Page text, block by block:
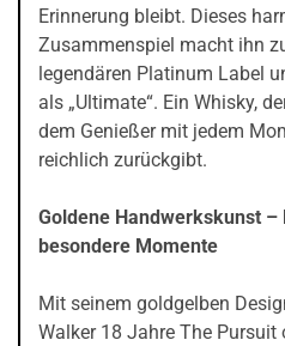
Erinnerung bleibt. Dieses
Zusammenspiel macht ihn
legendären Platinum Label
als „Ultimate“. Ein Whisky,
dem Genießer mit jedem
reichlich zurückgibt.
Goldene Handwerkskunst –
besondere Momente
Mit seinem goldgelben
Walker 18 Jahre The